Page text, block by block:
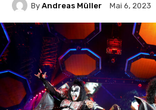
By Andreas Müller Mai 6, 2023